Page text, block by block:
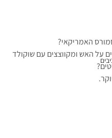
האמריקאי?
על האש ומקווצצים עם שוקולד